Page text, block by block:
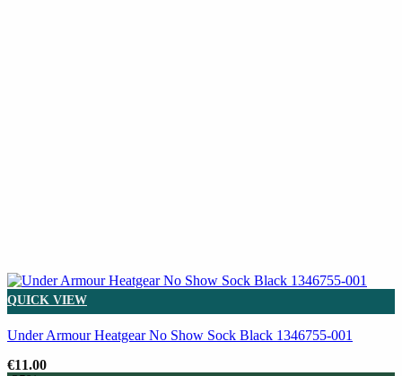
QUICK VIEW
Under Armour Heatgear No Show Sock Black 1346755-001
€11.00